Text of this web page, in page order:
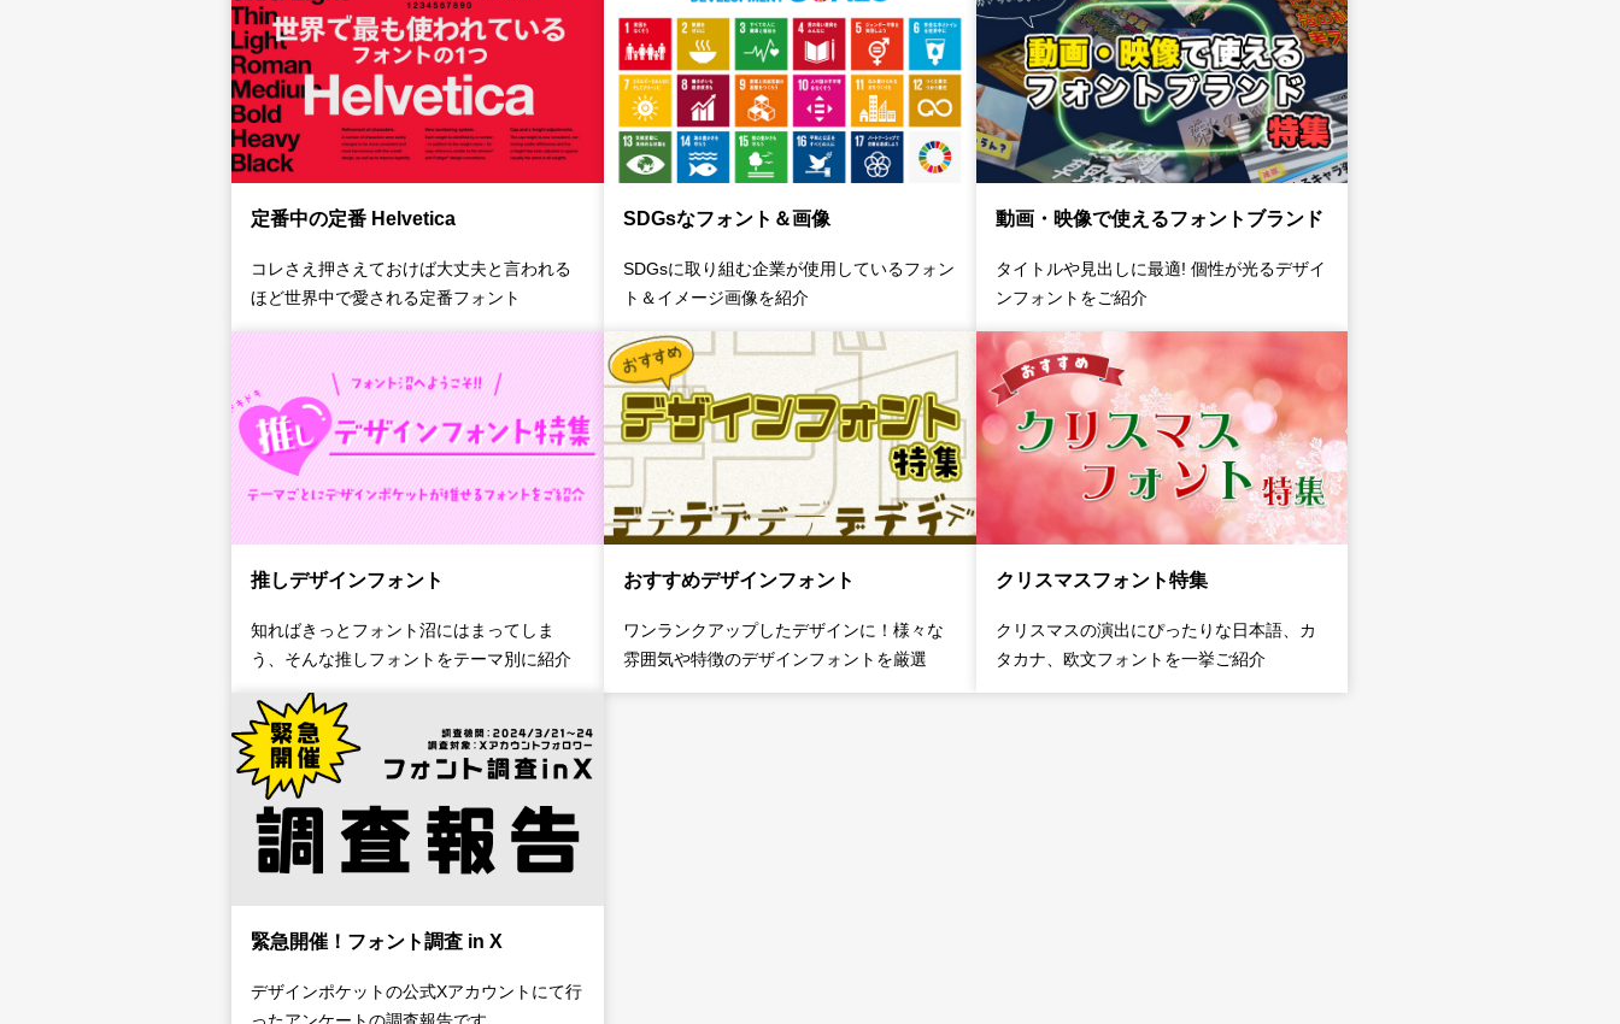
定番中の定番 Helvetica
コレさえ押さえておけば大丈夫と言われる
ほど世界中で愛される定番フォント
SDGsなフォント＆画像
SDGsに取り組む企業が使用しているフォン
ト＆イメージ画像を紹介
動画・映像で使えるフォントブランド
タイトルや見出しに最適! 個性が光るデザイ
ンフォントをご紹介
推しデザインフォント
知ればきっとフォント沼にはまってしま
う、そんな推しフォントをテーマ別に紹介
おすすめデザインフォント
ワンランクアップしたデザインに！様々な
雰囲気や特徴のデザインフォントを厳選
クリスマスフォント特集
クリスマスの演出にぴったりな日本語、カ
タカナ、欧文フォントを一挙ご紹介
緊急開催！フォント調査 in X
デザインポケットの公式Xアカウントにて行
ったアンケートの調査報告です。